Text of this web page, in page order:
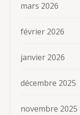
mars 2026
février 2026
janvier 2026
décembre 2025
novembre 2025